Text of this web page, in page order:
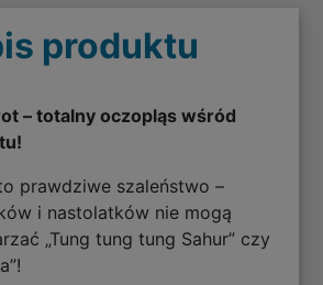
produktu
– totalny oczopląs wśród
prawdziwe szaleństwo –
i nastolatków nie mogą
„Tung tung tung Sahur” czy